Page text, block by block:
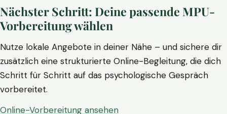
Nächster Schritt: Deine passende MPU-
Vorbereitung wählen
Nutze lokale Angebote in deiner Nähe – und sichere dir
zusätzlich eine strukturierte Online-Begleitung, die dich
Schritt für Schritt auf das psychologische Gespräch
vorbereitet.
Online-Vorbereitung ansehen